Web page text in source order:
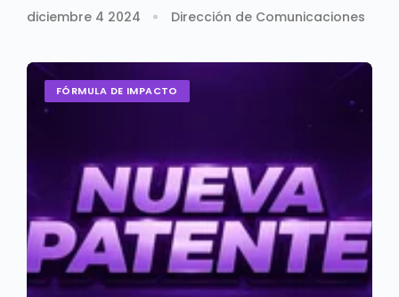
diciembre 4 2024 Dirección de Comunicaciones
FÓRMULA DE IMPACTO